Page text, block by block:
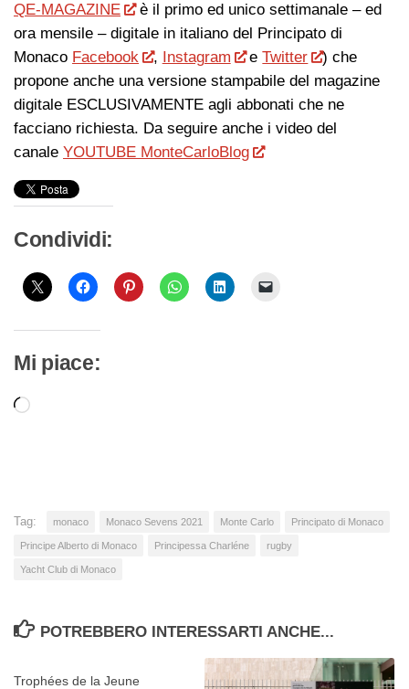
QE-MAGAZINE
è il primo ed unico settimanale – ed
ora mensile – digitale in italiano del Principato di
Monaco Facebook , Instagram eTwitter
) che
propone anche una versione stampabile del magazine
digitale ESCLUSIVAMENTE agli abbonati che ne
facciano richiesta. Da seguire anche i video del
canale YOUTUBE MonteCarloBlog
Condividi:
Mi piace:
Caricamento
Tag: monaco Monaco Sevens 2021 Monte Carlo Principato di Monaco
Principe Alberto di Monaco Principessa Charléne rugby
Yacht Club di Monaco
POTREBBERO INTERESSARTI ANCHE...
Trophées de la Jeune